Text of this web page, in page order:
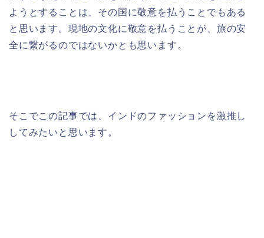
ようとすることは、その国に敬意を払うことでもある
と思います。現地の文化に敬意を払うことが、旅の安
全に繋がるのではないかとも思います。
そこでこの記事では、インドのファッションを激推し
してみたいと思います。